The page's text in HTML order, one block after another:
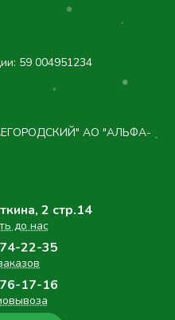
59 004951234
АО "АЛЬФА-
2 стр.14
22-35
17-16
ЗВОНОК